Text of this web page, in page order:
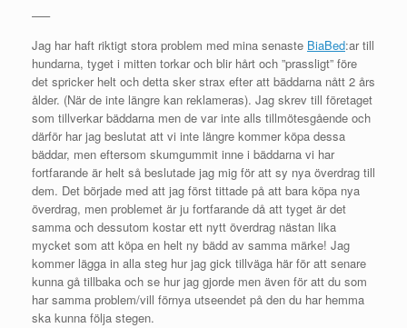
—–
Jag har haft riktigt stora problem med mina senaste BiaBed:ar till
hundarna, tyget i mitten torkar och blir hårt och ”prassligt” före
det spricker helt och detta sker strax efter att bäddarna nått 2 års
ålder. (När de inte längre kan reklameras). Jag skrev till företaget
som tillverkar bäddarna men de var inte alls tillmötesgående och
därför har jag beslutat att vi inte längre kommer köpa dessa
bäddar, men eftersom skumgummit inne i bäddarna vi har
fortfarande är helt så beslutade jag mig för att sy nya överdrag till
dem. Det började med att jag först tittade på att bara köpa nya
överdrag, men problemet är ju fortfarande då att tyget är det
samma och dessutom kostar ett nytt överdrag nästan lika
mycket som att köpa en helt ny bädd av samma märke! Jag
kommer lägga in alla steg hur jag gick tillväga här för att senare
kunna gå tillbaka och se hur jag gjorde men även för att du som
har samma problem/vill förnya utseendet på den du har hemma
ska kunna följa stegen.